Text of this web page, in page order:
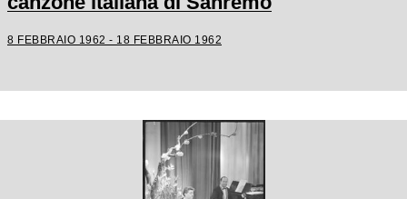
8 FEBBRAIO 1962 - 18 FEBBRAIO 1962